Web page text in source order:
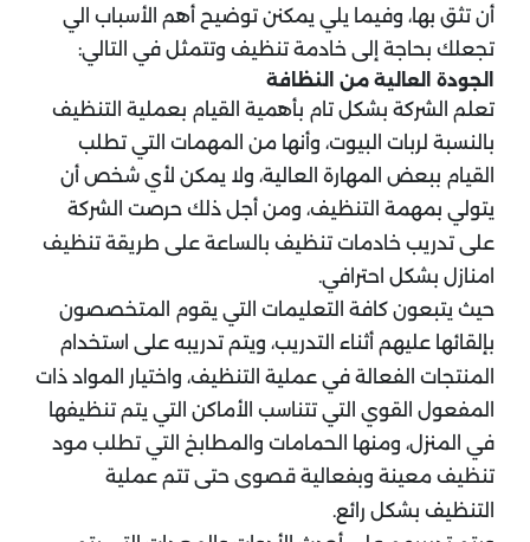
أن تثق بها، وفيما يلي يمكنن توضيح أهم الأسباب الي
تجعلك بحاجة إلى خادمة تنظيف وتتمثل في التالي:
الجودة العالية من النظافة
تعلم الشركة بشكل تام بأهمية القيام بعملية التنظيف
بالنسبة لربات البيوت، وأنها من المهمات التي تطلب
القيام ببعض المهارة العالية، ولا يمكن لأي شخص أن
يتولي بمهمة التنظيف، ومن أجل ذلك حرصت الشركة
على تدريب خادمات تنظيف بالساعة على طريقة تنظيف
امنازل بشكل احترافي.
حيث يتبعون كافة التعليمات التي يقوم المتخصصون
بإلقائها عليهم أثناء التدريب، ويتم تدريبه على استخدام
المنتجات الفعالة في عملية التنظيف، واختيار المواد ذات
المفعول القوي التي تتناسب الأماكن التي يتم تنظيفها
في المنزل، ومنها الحمامات والمطابخ التي تطلب مود
تنظيف معينة وبفعالية قصوى حتى تتم عملية
التنظيف بشكل رائع.